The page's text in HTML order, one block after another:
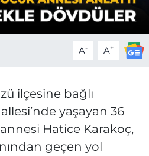
A- A+
ilçesine bağlı
yaşayan 36
Hatice Karakoç,
geçen yol